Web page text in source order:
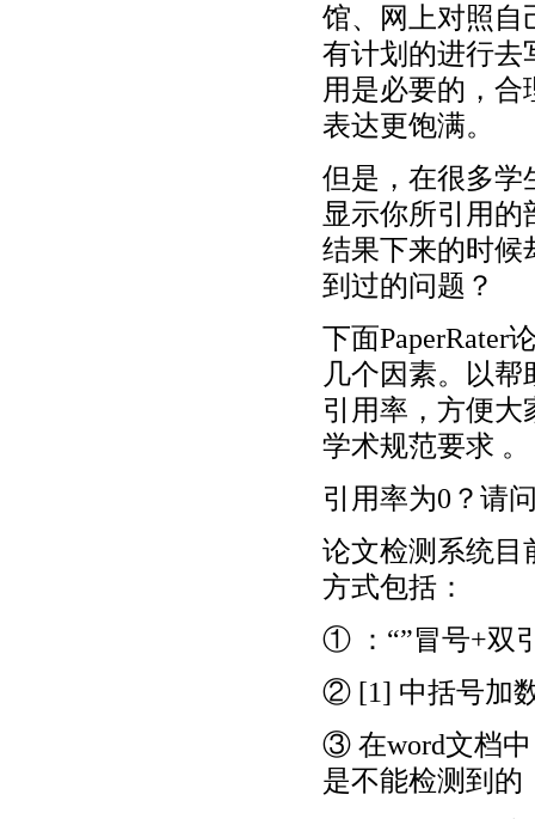
馆、网上对照自
有计划的进行去
用是必要的，
表达更饱满。
但是，在很多学
显示你所引用的
结果下来的时候
到过的问题？
下面PaperRater
几个因素。以
引用率，方便
学术规范要求 。
引用率为0？请
论文检测系统目
方式包括：
① ：“”冒号+双
② [1] 中括号加
③ 在word文档
是不能检测到的